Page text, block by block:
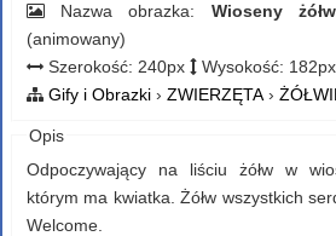
Nazwa obrazka: Wioseny
(animowany)
Szerokość: 240px Wysokość: 182px
Gify i Obrazki› ZWIERZĘTA ›
Opis
Odpoczywający na liściu żółw w
którym ma kwiatka. Żółw wszystkich
Welcome.